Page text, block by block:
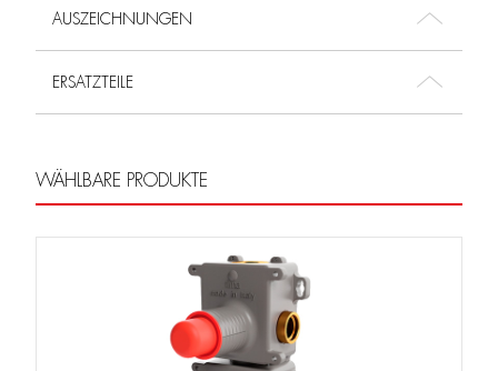
AUSZEICHNUNGEN
ERSATZTEILE
WÄHLBARE PRODUKTE